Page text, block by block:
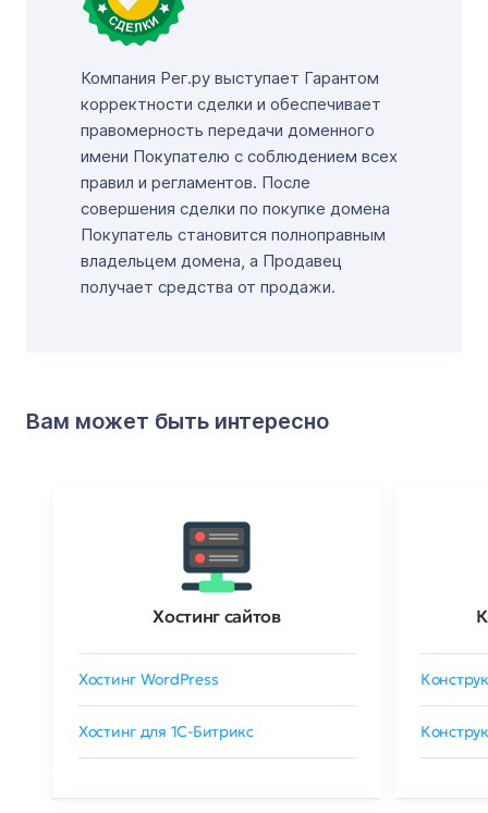
Компания Рег.ру выступает Гарантом
корректности сделки и обеспечивает
правомерность передачи доменного
имени Покупателю с соблюдением всех
правил и регламентов. После
совершения сделки по покупке домена
Покупатель становится полноправным
владельцем домена, а Продавец
получает средства от продажи.
Вам может быть интересно
Хостинг сайтов
Хостинг WordPress
Хостинг для 1C-Битрикс